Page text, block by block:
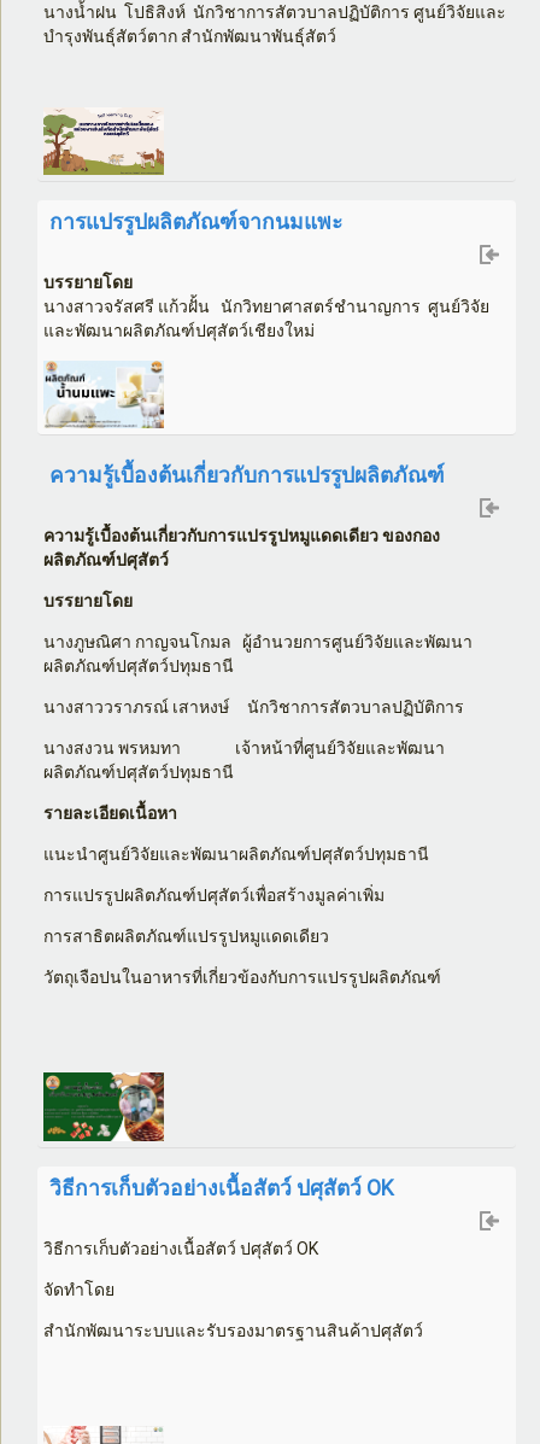
นางน้ำฝน โปธิสิงห์ นักวิชาการสัตวบาลปฏิบัติการ ศูนย์วิจัยและ
บำรุงพันธุ์สัตว์ตาก สำนักพัฒนาพันธุ์สัตว์
การแปรรูปผลิตภัณฑ์จากนมแพะ
บรรยายโดย
นางสาวจรัสศรี แก้วฝั้น นักวิทยาศาสตร์ชำนาญการ ศูนย์วิจัย
และพัฒนาผลิตภัณฑ์ปศุสัตว์เชียงใหม่
ความรู้เบื้องต้นเกี่ยวกับการแปรรูปผลิตภัณฑ์
ความรู้เบื้องต้นเกี่ยวกับการแปรรูปหมูแดดเดียว ของกอง
ผลิตภัณฑ์ปศุสัตว์
บรรยายโดย
นางภูษณิศา กาญจนโกมล ผู้อำนวยการศูนย์วิจัยและพัฒนา
ผลิตภัณฑ์ปศุสัตว์ปทุมธานี
นางสาววราภรณ์ เสาหงษ์ นักวิชาการสัตวบาลปฏิบัติการ
นางสงวน พรหมทา เจ้าหน้าที่ศูนย์วิจัยและพัฒนา
ผลิตภัณฑ์ปศุสัตว์ปทุมธานี
รายละเอียดเนื้อหา
แนะนำศูนย์วิจัยและพัฒนาผลิตภัณฑ์ปศุสัตว์ปทุมธานี
การแปรรูปผลิตภัณฑ์ปศุสัตว์เพื่อสร้างมูลค่าเพิ่ม
การสาธิตผลิตภัณฑ์แปรรูปหมูแดดเดียว
วัตถุเจือปนในอาหารที่เกี่ยวข้องกับการแปรรูปผลิตภัณฑ์
วิธีการเก็บตัวอย่างเนื้อสัตว์ ปศุสัตว์ OK
วิธีการเก็บตัวอย่างเนื้อสัตว์ ปศุสัตว์ OK
จัดทำโดย
สำนักพัฒนาระบบและรับรองมาตรฐานสินค้าปศุสัตว์